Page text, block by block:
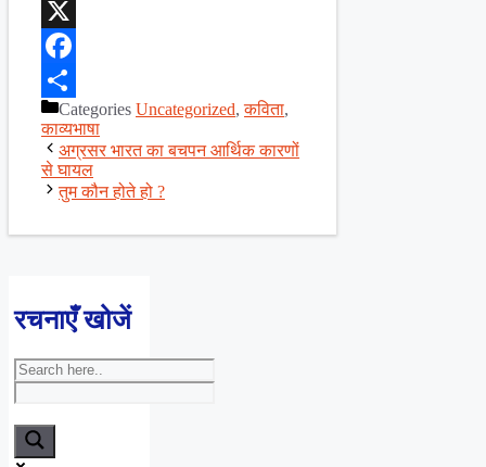
WhatsApp
X
Facebook
ShareCategories Uncategorized,कविता,
काव्यभाषा
अग्रसर भारत का बचपन आर्थिक कारणों
से घायल
तुम कौन होते हो ?
रचनाएँ खोजें